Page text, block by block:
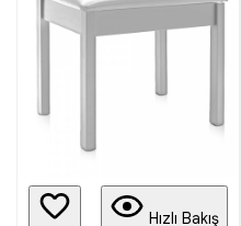
Hızlı Bakış